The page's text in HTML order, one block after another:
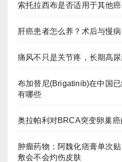
索托拉西布是否适用于其他癌
肝癌患者怎么养？术后与慢
痛风不只是关节疼，长期高
布加替尼(Brigatinib)在中国
有哪些
奥拉帕利对BRCA突变卵巢
肿瘤药物：阿魏化痞膏单次
敷会不会灼伤皮肤